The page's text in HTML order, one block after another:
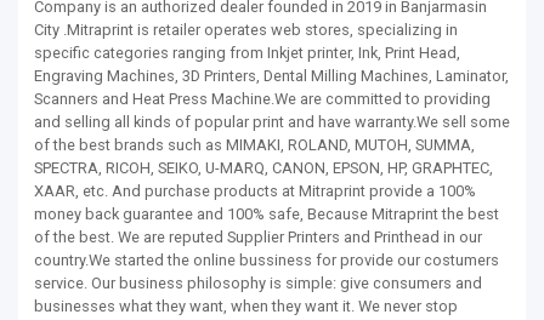
Company is an authorized dealer founded in 2019 in Banjarmasin
City .Mitraprint is retailer operates web stores, specializing in
specific categories ranging from Inkjet printer, Ink, Print Head,
Engraving Machines, 3D Printers, Dental Milling Machines, Laminator,
Scanners and Heat Press Machine.We are committed to providing
and selling all kinds of popular print and have warranty.We sell some
of the best brands such as MIMAKI, ROLAND, MUTOH, SUMMA,
SPECTRA, RICOH, SEIKO, U-MARQ, CANON, EPSON, HP, GRAPHTEC,
XAAR, etc. And purchase products at Mitraprint provide a 100%
money back guarantee and 100% safe, Because Mitraprint the best
of the best. We are reputed Supplier Printers and Printhead in our
country.We started the online bussiness for provide our costumers
service. Our business philosophy is simple: give consumers and
businesses what they want, when they want it. We never stop